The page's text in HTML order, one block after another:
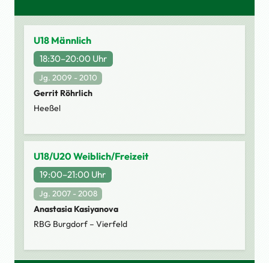
U18 Männlich
18:30–20:00 Uhr
Jg. 2009 - 2010
Gerrit Röhrlich
Heeßel
U18/U20 Weiblich/Freizeit
19:00–21:00 Uhr
Jg. 2007 - 2008
Anastasia Kasiyanova
RBG Burgdorf – Vierfeld